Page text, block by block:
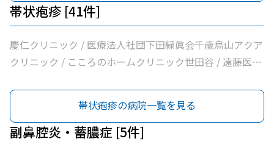
/ 医療法人社団リバイブ吉野クリニック / しまだクリニッ
ク / 千歳烏山駅前内科・糖尿病クリニック / ヨシダ消化器
内科クリニック / 医療法人社団永研会ちとせクリニック /
古谷医院 / 世田谷区医師会付属烏山診療所 / 交番通り歯科
医院 / 医療法人社団塩島内科医院 / 医療法人社団清孝会田
村クリニック / 香川内科クリニック / 大賀内科クリニック
/ 上祖師谷かたらいクリニック / 医療法人社団親樹会恵泉
歳烏山院 / 烏山クリニック / 医療法人社団はなまる会烏山
はなクリニック / 医療法人社団下田緑眞会世田谷北部クリ
ニック / 医療法人社団親樹会恵泉第二クリニック / 烏山慶
友整形外科・内科総合クリニック / 医療法人社団広田内科
ク / ヒロクリニック / 南烏山クリニック / Ｋメディカルク
リニック / 医療法人社団リバイブ吉野クリニック / しまだ
クリニック / 千歳烏山駅前内科・糖尿病クリニック / ヨシ
帯状疱疹 [41件]
慶仁クリニック / 医療法人社団下田緑眞会千歳烏山アクア
クリニック / こころのホームクリニック世田谷 / 遠藤医院
烏山皮フ科 / 千歳烏山駅前いたがき内科クリニック内科・
消化器内科・内視鏡内科・肛門内科 / 世田谷調布大友内科
リウマチ科千歳烏山院 / 皮フ科よしみクリニック / 烏山ク
帯状疱疹の病院一覧を見る
副鼻腔炎・蓄膿症 [5件]